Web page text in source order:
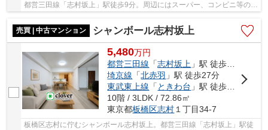
都営三田線「志村坂上」駅徒歩9分。周辺にはスーパー、コンビニ等のお
売買 | 中古マンション
シャンボール志村坂上
5,480万円
都営三田線 「志村坂上 」駅 徒歩4分
埼京線 「北赤羽 」駅 徒歩27分
東武東上線 「 ときわ台 」駅 徒歩28分
10階 / 3LDK / 72.86㎡
東京都板橋区志村 １丁目34-7
板橋区志村に佇むシャンボール志村坂上。都営三田線「志村坂上」駅徒